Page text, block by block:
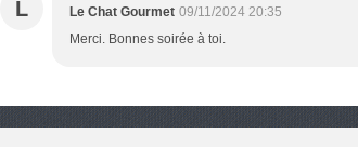
L Le Chat Gourmet 09/11/2024 20:35
Merci. Bonnes soirée à toi.